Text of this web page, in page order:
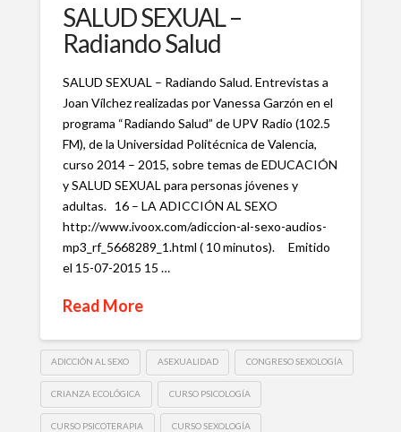
SALUD SEXUAL –
Radiando Salud
SALUD SEXUAL – Radiando Salud. Entrevistas a
Joan Vílchez realizadas por Vanessa Garzón en el
programa “Radiando Salud” de UPV Radio (102.5
FM), de la Universidad Politécnica de Valencia,
curso 2014 – 2015, sobre temas de EDUCACIÓN
y SALUD SEXUAL para personas jóvenes y
adultas. 16 – LA ADICCIÓN AL SEXO
http://www.ivoox.com/adiccion-al-sexo-audios-
mp3_rf_5668289_1.html ( 10 minutos). Emitido
el 15-07-2015 15 …
Read More
ADICCIÓN AL SEXO ASEXUALIDAD CONGRESO SEXOLOGÍA
CRIANZA ECOLÓGICA CURSO PSICOLOGÍA
CURSO PSICOTERAPIA CURSO SEXOLOGÍA